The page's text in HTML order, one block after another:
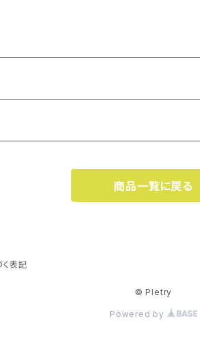
商品一覧に戻る
表記
© Pletry
Powered by